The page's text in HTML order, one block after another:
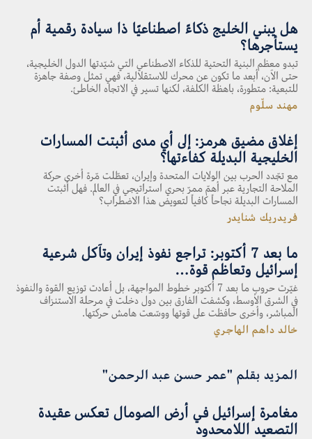
هل يبني الخليج ذكاءً اصطناعيًا ذا سيادة رقمية أم
يستأجرها؟
تبدو معظم البنية التحتية للذكاء الاصطناعي التي شيّدتها الدول الخليجية،
حتى الآن، أبعد ما تكون عن محرك للاستقلالية، فهي تمثل وصفة جاهزة
للتبعية: متطورة، باهظة الكلفة، لكنها تسير في الاتجاه الخاطئ.
مهند سلّوم
إغلاق مضيق هرمز: إلى أي مدى أثبتت المسارات
الخليجية البديلة كفاءتها؟
مع تجّدد الحرب بين الولايات المتحدة وإيران، تعطّلت مّرة أخرى حركة
الملاحة التجارية عبر أهمّ ممرّ بحري استراتيجي في العالم. فهل أثبتت
المسارات البديلة نجاحاً كافياً لتعويض هذا الاضطراب؟
فريدريك شنايدر
ما بعد 7 أكتوبر: تراجع نفوذ إيران وتآكل شرعية
إسرائيل وتعاظم قوة…
غيّرت حروب ما بعد 7 أكتوبر خطوط المواجهة، بل أعادت توزيع القوة والنفوذ
في الشرق الأوسط، وكشفت الفارق بين دول دخلت في مرحلة الاستنزاف
المباشر، وأخرى حافظت على قوتها ووسّعت هامش حركتها.
خالد داهم الهاجري
المزيد بقلم "عمر حسن عبد الرحمن"
مغامرة إسرائيل في أرض الصومال تعكس عقيدة
التصعيد اللامحدود